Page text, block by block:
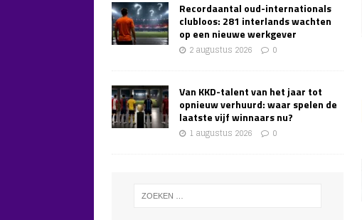
Recordaantal oud-internationals
clubloos: 281 interlands wachten
op een nieuwe werkgever
2 augustus 2026 0
Van KKD-talent van het jaar tot
opnieuw verhuurd: waar spelen de
laatste vijf winnaars nu?
1 augustus 2026 0